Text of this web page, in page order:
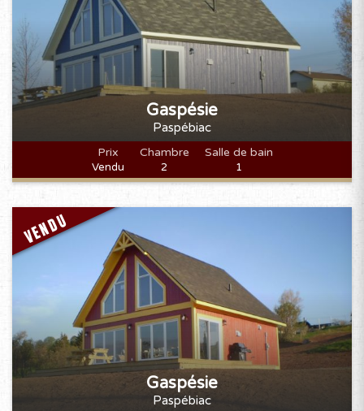
Gaspésie
Paspébiac
Prix
Vendu
Chambre
2
Salle de bain
1
VENDU
Gaspésie
Paspébiac